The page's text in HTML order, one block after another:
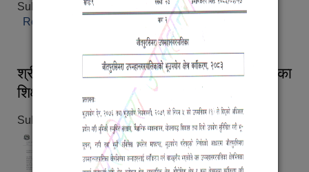
Submitted on:Tue, 08/04/2026 - 09:52
Read more
about शिक्षा ऐन, २०७५ (पहिलो संशोधन), २०८३
श्री सम्बन्धित सामुदायिक विद्यालयका
शिक्षकहरु,पठनपाठन सम्बन्धी सूचना ।
Submitted on:Mon, 08/03/2026 - 12:50